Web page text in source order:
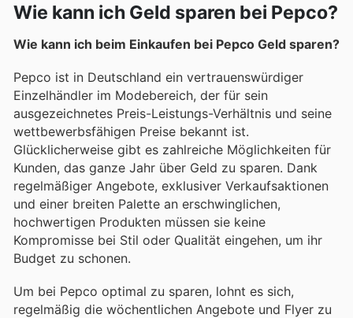
Wie kann ich Geld sparen bei Pepco?
Wie kann ich beim Einkaufen bei Pepco Geld sparen?
Pepco ist in Deutschland ein vertrauenswürdiger
Einzelhändler im Modebereich, der für sein
ausgezeichnetes Preis-Leistungs-Verhältnis und seine
wettbewerbsfähigen Preise bekannt ist.
Glücklicherweise gibt es zahlreiche Möglichkeiten für
Kunden, das ganze Jahr über Geld zu sparen. Dank
regelmäßiger Angebote, exklusiver Verkaufsaktionen
und einer breiten Palette an erschwinglichen,
hochwertigen Produkten müssen sie keine
Kompromisse bei Stil oder Qualität eingehen, um ihr
Budget zu schonen.
Um bei Pepco optimal zu sparen, lohnt es sich,
regelmäßig die wöchentlichen Angebote und Flyer zu